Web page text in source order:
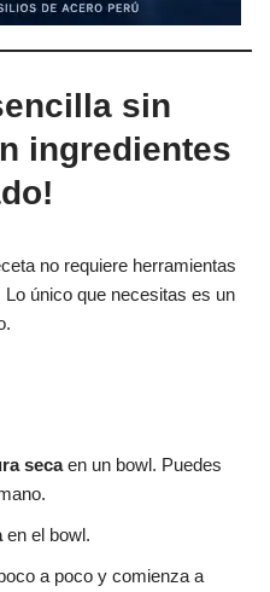
sin
ingredientes
no requiere herramientas
único que necesitas es un
secaen un bowl. Puedes
en el bowl.
a poco y comienza a